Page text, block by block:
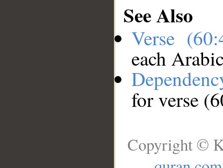
See Also
Verse
each
for verse
Copyright ©